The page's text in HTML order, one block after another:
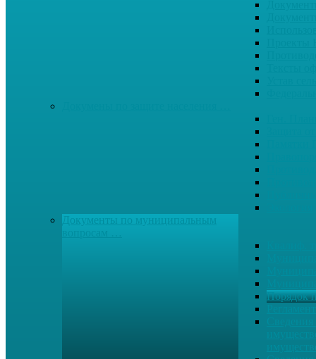
Документы по муниципальным
Порядок